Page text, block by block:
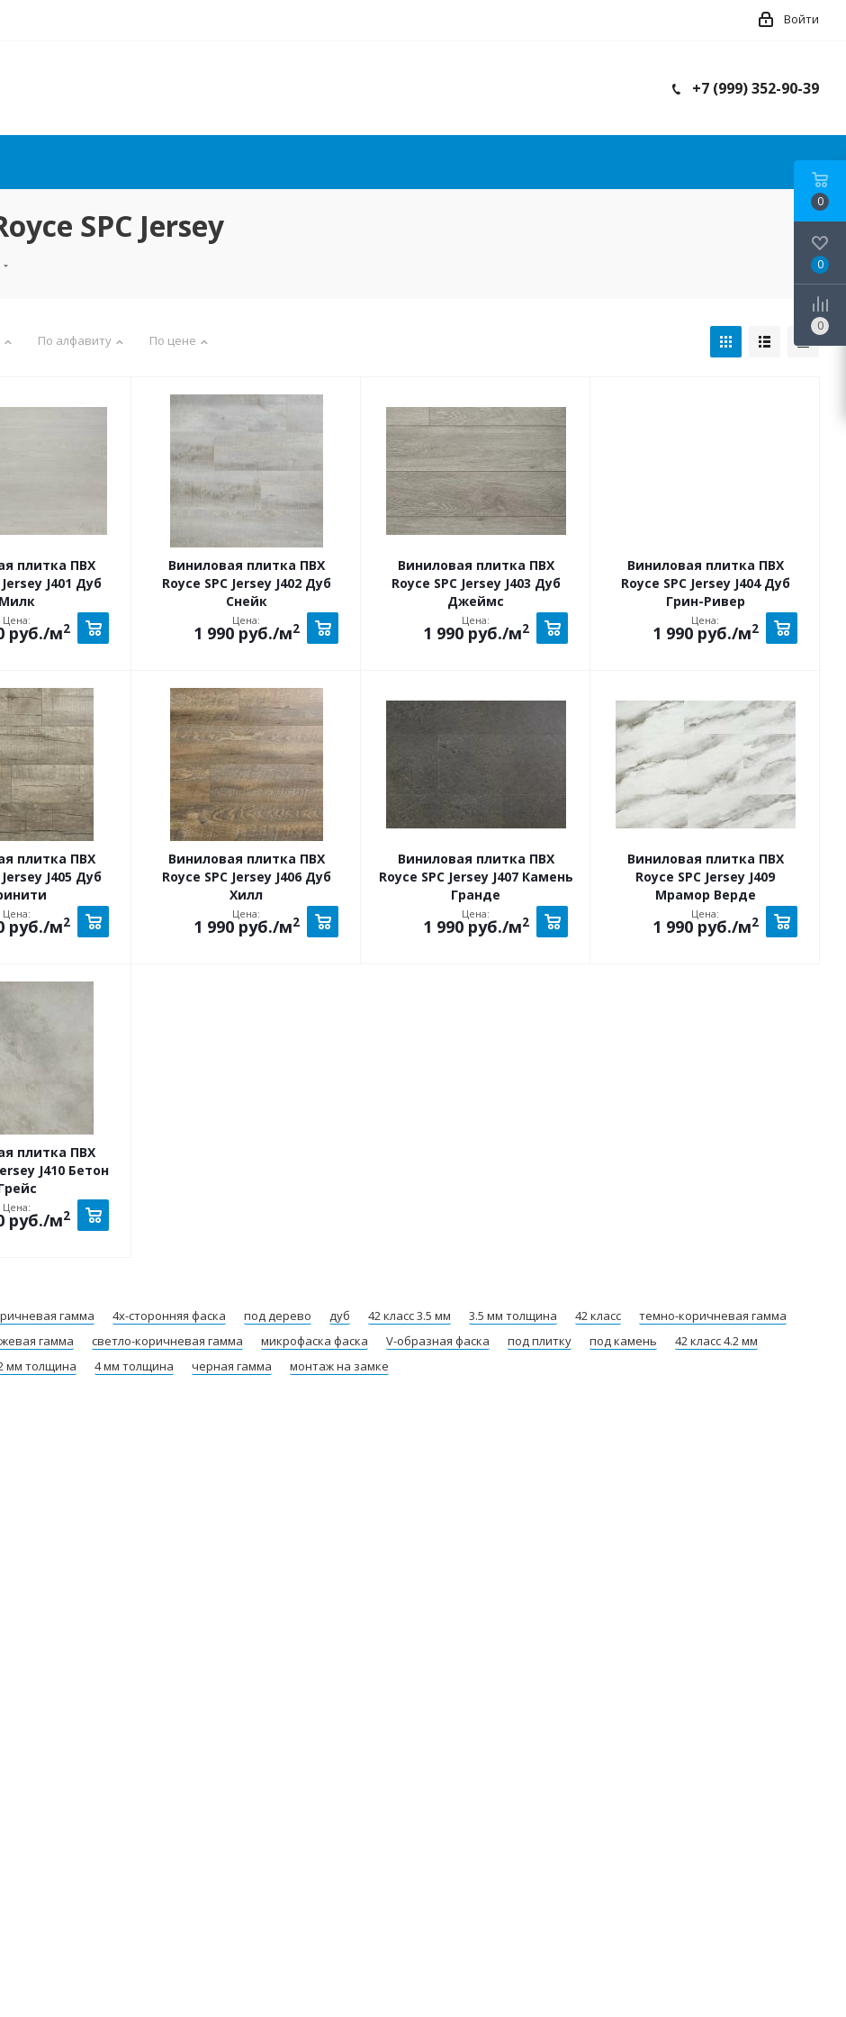
Войти
+7 (999) 352-90-39
SPC Jersey
По алфавиту По цене
плитка ПВХ
Jersey J401 Дуб
Милк
Цена:
руб./м2
Виниловая плитка ПВХ
Royce SPC Jersey J402 Дуб
Снейк
Цена:
1 990руб./м2
Виниловая плитка ПВХ
Royce SPC Jersey J403 Дуб
Джеймс
Цена:
1 990руб./м2
Виниловая плитка ПВХ
Royce SPC Jersey J404 Дуб
Грин-Ривер
Цена:
1 990руб./м2
плитка ПВХ
Jersey J405 Дуб
Цена:
руб./м2
Виниловая плитка ПВХ
Royce SPC Jersey J406 Дуб
Хилл
Цена:
1 990руб./м2
Виниловая плитка ПВХ
Royce SPC Jersey J407 Камень
Гранде
Цена:
1 990руб./м2
Виниловая плитка ПВХ
Royce SPC Jersey J409
Мрамор Верде
Цена:
1 990руб./м2
плитка ПВХ
J410 Бетон
Цена:
руб./м2
гамма 4х-сторонняя фаска под дерево дуб 42 класс 3.5 мм 3.5 мм толщина 42 класс
темно-коричневая гамма
гамма светло-коричневая гамма микрофаска фаска V-образная фаска под плитку под камень
42 класс 4.2 мм
мм толщина 4 мм толщина черная гамма монтаж на замке
0
0
0